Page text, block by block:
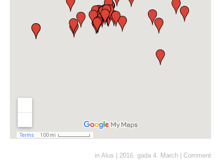
in Alus 2016. gada 4. March Comment